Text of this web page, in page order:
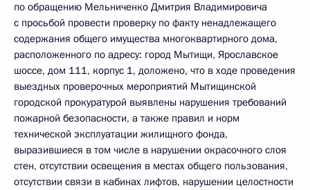
по обращению Мельниченко Дмитрия Владимировича
с просьбой провести проверку по факту ненадлежащего
содержания общего имущества многоквартирного дома,
расположенного по адресу: город Мытищи, Ярославское
шоссе, дом 111, корпус 1, доложено, что в ходе проведения
выездных проверочных мероприятий Мытищинской
городской прокуратурой выявлены нарушения требований
пожарной безопасности, а также правил и норм
технической эксплуатации жилищного фонда,
выразившиеся в том числе в нарушении окрасочного слоя
стен, отсутствии освещения в местах общего пользования,
отсутствии связи в кабинах лифтов, нарушении целостности